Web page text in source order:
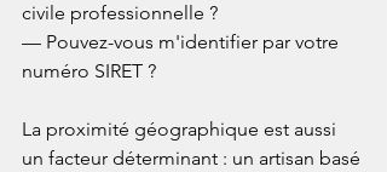
civile professionnelle ?
— Pouvez-vous m'identifier par votre
numéro SIRET ?
La proximité géographique est aussi
un facteur déterminant : un artisan basé